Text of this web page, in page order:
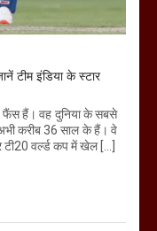
टीम इंडिया के स्टार
फैंस हैं। वह दुनिया के सबसे
करीब 36 साल के हैं। वे
टी20 वर्ल्ड कप में खेल […]